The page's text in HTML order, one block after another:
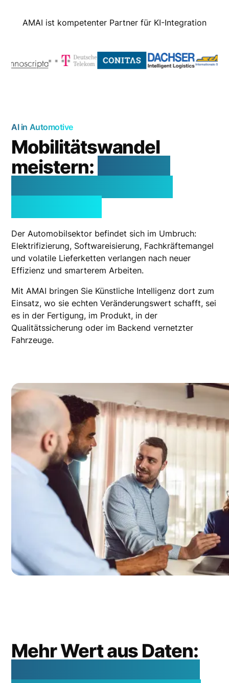
AMAI ist kompetenter Partner für KI-Integration
AI in Automotive
Mobilitätswandel
meistern:
Der Automobilsektor befindet sich im Umbruch:
Elektrifizierung, Softwareisierung, Fachkräftemangel
und volatile Lieferketten verlangen nach neuer
Effizienz und smarterem Arbeiten.
Mit AMAI bringen Sie Künstliche Intelligenz dort zum
Einsatz, wo sie echten Veränderungswert schafft, sei
es in der Fertigung, im Produkt, in der
Qualitätssicherung oder im Backend vernetzter
Fahrzeuge.
Mehr Wert aus Daten: